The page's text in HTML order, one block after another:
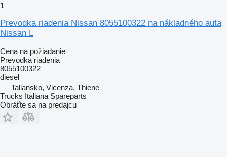
1
Prevodka riadenia Nissan 8055100322 na nákladného auta
Nissan L
Cena na požiadanie
Prevodka riadenia
8055100322
diesel
Taliansko, Vicenza, Thiene
Trucks Italiana Spareparts
Obráťte sa na predajcu